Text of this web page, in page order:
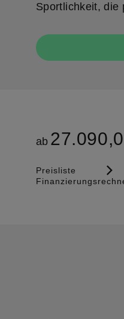
Sportlichkeit, die
ab
Preisliste